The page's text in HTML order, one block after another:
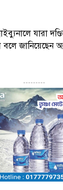
যারা
জানিয়েছেন
---------